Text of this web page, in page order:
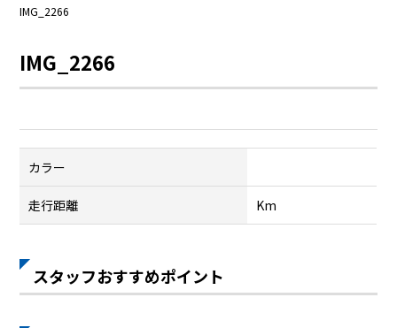
IMG_2266
IMG_2266
カラー
走行距離 Km
スタッフおすすめポイント